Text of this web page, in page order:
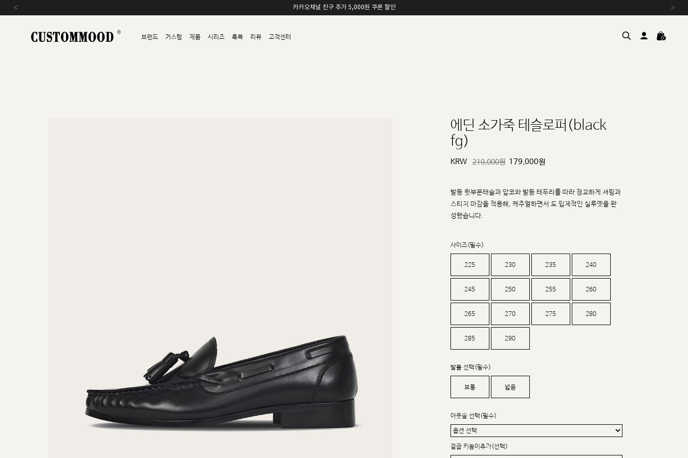
여름 휴가 시즌 10% 할인 쿠폰
‹ ›
브랜드 커스텀 제품 시리즈 룩북 리뷰 고객센터
에딘 소가죽 테슬로퍼(black
fg)
KRW 210,000원 179,000원
발등 윗부분태슬과 앞코와 발등 테두리를 따라 정교하게 셔링과
스티치 마감을 적용해, 캐주얼하면서 도 입체적인 실루엣을 완
성했습니다.
사이즈(필수)
225 230 235 240
245 250 255 260
265 270 275 280
285 290
발볼 선택(필수)
보통 넓음
아웃솔 선택(필수)
겉굽 키높이추가(선택)